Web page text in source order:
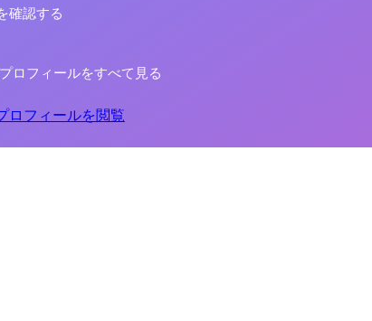
確認する
ロフィールをすべて見る
ロフィールを閲覧